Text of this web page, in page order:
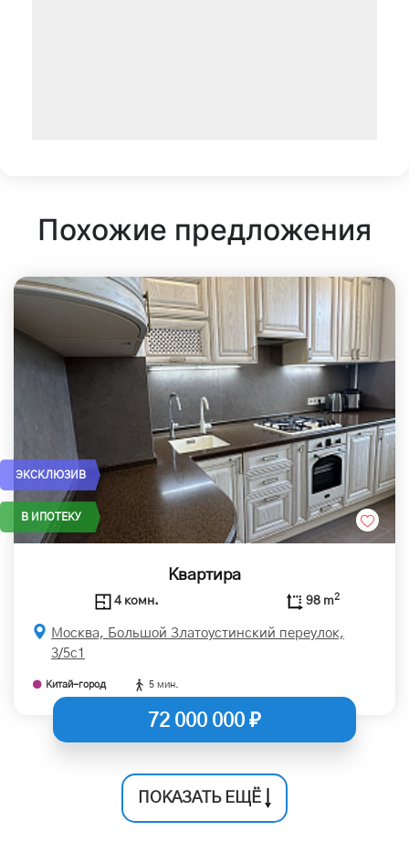
Похожие предложения
ЭКСКЛЮЗИВ
В ИПОТЕКУ
Квартира
4 комн. 98 m2
Москва, Большой Златоустинский переулок,
3/5с1
Китай-город 5 мин.
72 000 000 ₽
ПОКАЗАТЬ ЕЩЁ